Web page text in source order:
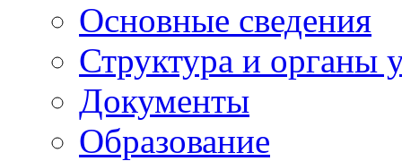
Основные сведения
Структура и органы
Документы
Образование